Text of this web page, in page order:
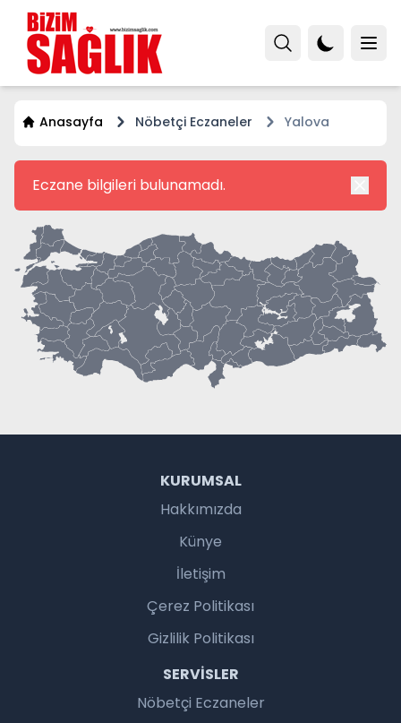
Anasayfa Nöbetçi Eczaneler Yalova
Eczane bilgileri bulunamadı.
KURUMSAL
Hakkımızda
Künye
İletişim
Çerez Politikası
Gizlilik Politikası
SERVISLER
Nöbetçi Eczaneler